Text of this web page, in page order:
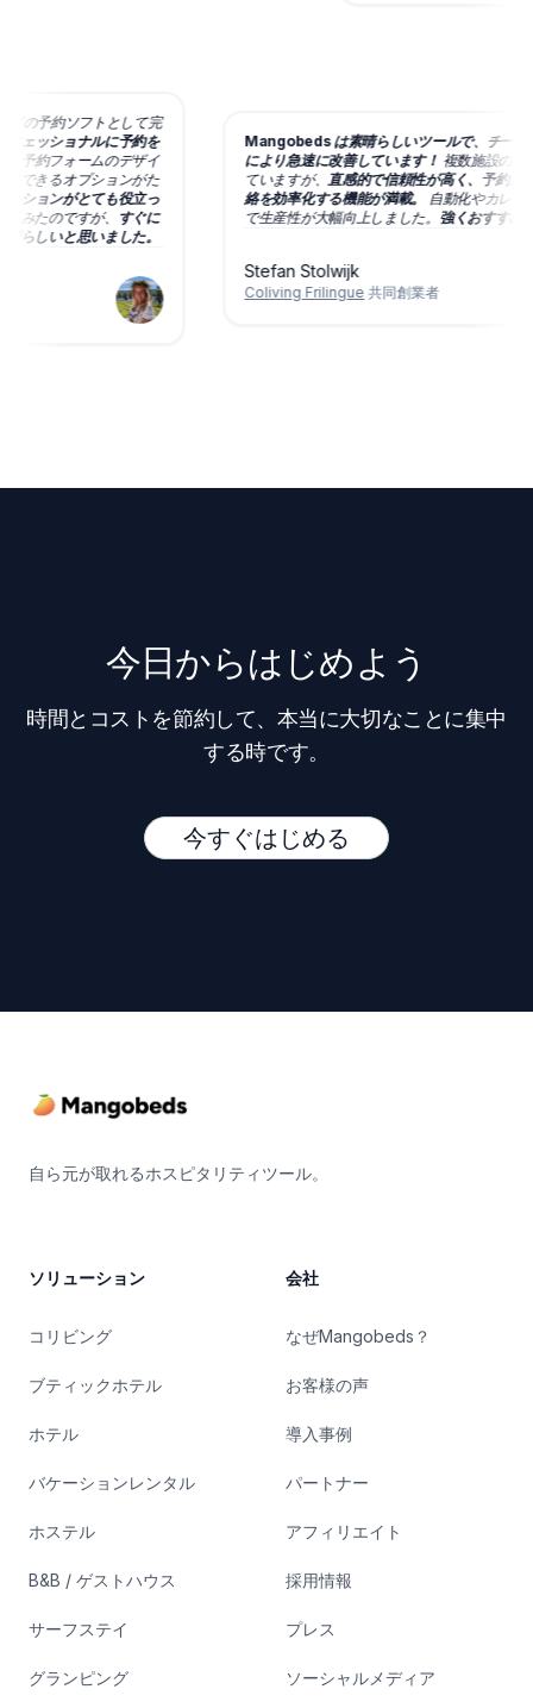
グの予約ソフトとして完
フェッショナルに予約を
。予約フォームのデザイ
整できるオプションがた
ーションがとても役立っ
てみたのですが、すぐに
晴らしいと思いました。
Mangobeds は素晴らしいツールで、チー
により急速に改善しています！複数施設の
ていますが、直感的で信頼性が高く、予約
絡を効率化する機能が満載。自動化やカレ
で生産性が大幅向上しました。強くおすす
Stefan Stolwijk
Coliving Frilingue共同創業者
今日からはじめよう
時間とコストを節約して、本当に大切なことに集中
する時です。
今すぐはじめる
自ら元が取れるホスピタリティツール。
ソリューション
コリビング
ブティックホテル
ホテル
バケーションレンタル
ホステル
B&B / ゲストハウス
サーフステイ
グランピング
会社
なぜMangobeds？
お客様の声
導入事例
パートナー
アフィリエイト
採用情報
プレス
ソーシャルメディア